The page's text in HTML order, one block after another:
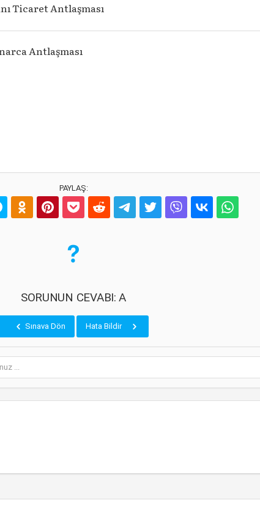
Ticaret Antlaşması
Antlaşması
PAYLAŞ:
SORUNUN CEVABI: A
Sınava Dön Hata Bildir